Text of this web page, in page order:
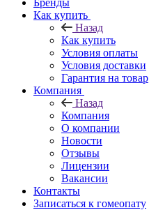
Бренды
Как купить
Назад
Как купить
Условия оплаты
Условия доставки
Гарантия на товар
Компания
Назад
Компания
О компании
Новости
Отзывы
Лицензии
Вакансии
Контакты
Записаться к гомеопату